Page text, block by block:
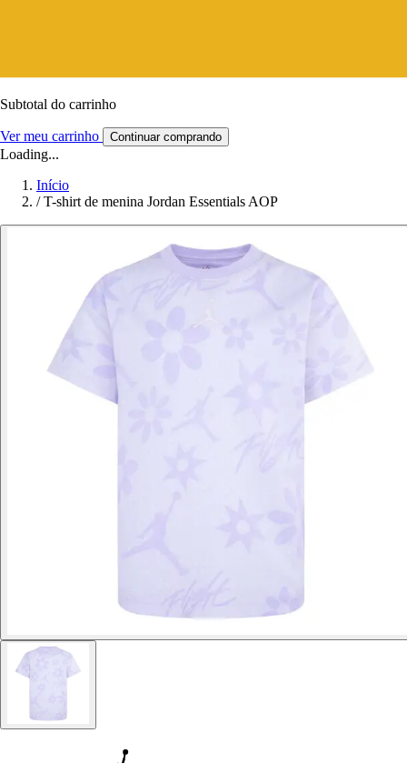
Subtotal do carrinho
Ver meu carrinho Continuar comprando
Loading...
Início
/ T-shirt de menina Jordan Essentials AOP